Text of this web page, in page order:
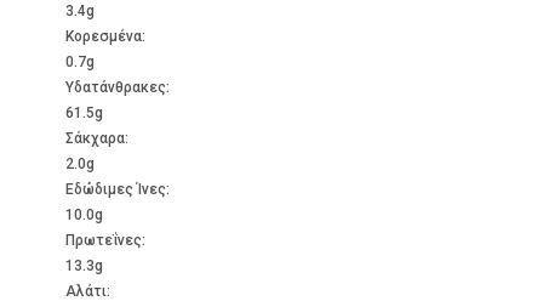
3.4g
Kορεσμένα:
0.7g
Υδατάνθρακες:
61.5g
Σάκχαρα:
2.0g
Εδώδιμες Ίνες:
10.0g
Πρωτεΐνες:
13.3g
Αλάτι: